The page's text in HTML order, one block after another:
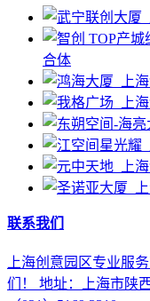
合体
联系我们
上海创意园区专业服
们！ 地址：上海市陕